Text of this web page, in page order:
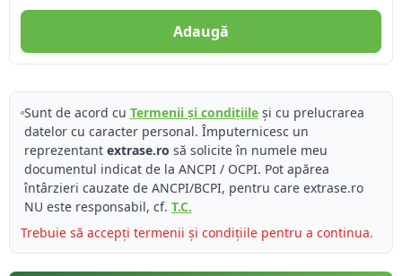
Adaugă
Sunt de acord cu Termenii și condițiileși cu prelucrarea
datelor cu caracter personal. Împuternicesc un
reprezentant extrase.ro să solicite în numele meu
documentul indicat de la ANCPI / OCPI. Pot apărea
întârzieri cauzate de ANCPI/BCPI, pentru care extrase.ro
NU este responsabil, cf. T.C.
Trebuie să accepți termenii și condițiile pentru a continua.